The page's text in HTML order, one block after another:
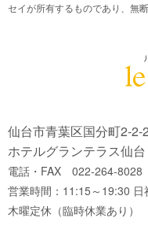
セイが所有するものであり、無
仙台市青葉区国分町2-2-2
ホテルグランテラス仙
電話・FAX 022-264-8028
営業時間：11:15～19:30
木曜定休（臨時休業あり）